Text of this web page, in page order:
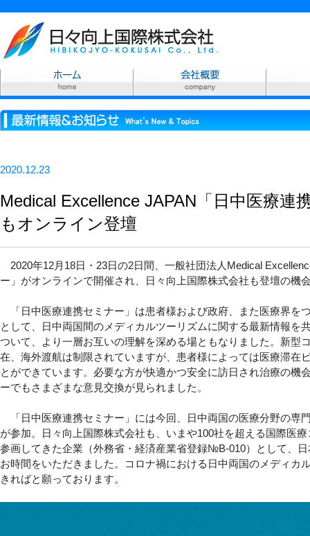
2020.12.23
Medical Excellence JAPAN「日中医療連
もオンライン登壇
2020年12月18日・23日の2日間、一般社団法人Medical
ー」がオンラインで開催され、日々向上国際株式会社も登壇の機
「日中医療連携セミナー」は患者様および政府、また医療界を
として、日中両国間のメディカルツーリズムに関する最新情報を
ついて、より一層お互いの理解を深める場ともなりました。新型
在、海外渡航は制限されていますが、患者様によっては医療滞在
とができています。必要な方が快適かつ安全に訪日され治療の機
ーでもさまざまな意見交換が見られました。
「日中医療連携セミナー」には今回、日中両国の医療分野の専
が参加。日々向上国際株式会社も、いまや100社を超える国際医
参画してきた企業（外務省・経済産業省登録№B-010）として、
お時間をいただきました。コロナ禍における日中両国のメディカ
きればと願っております。